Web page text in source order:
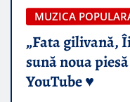
MUZICA
„Fata gilivană,
sună noua
YouTube ♥️